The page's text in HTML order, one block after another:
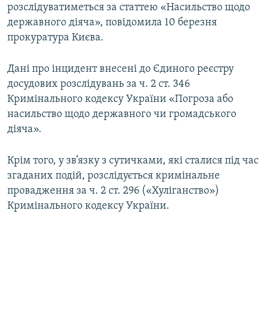
Усі сайти RFE/RL
розслідуватиметься за статтею «Насильство щодо
державного діяча», повідомила 10 березня
прокуратура Києва.
Дані про інцидент внесені до Єдиного реєстру
досудових розслідувань за ч. 2 ст. 346
Кримінального кодексу України «Погроза або
насильство щодо державного чи громадського
діяча».
Крім того, у зв’язку з сутичками, які сталися під час
згаданих подій, розслідується кримінальне
провадження за ч. 2 ст. 296 («Хуліганство»)
Кримінального кодексу України.